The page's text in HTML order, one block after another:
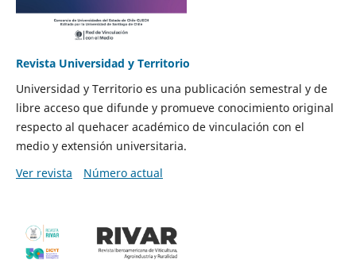
Revista Universidad y Territorio
Universidad y Territorio es una publicación semestral y de
libre acceso que difunde y promueve conocimiento original
respecto al quehacer académico de vinculación con el
medio y extensión universitaria.
Ver revista
Número actual